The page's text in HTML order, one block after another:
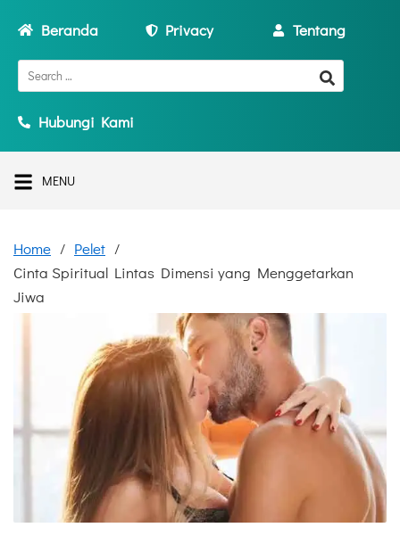
Beranda Privacy Tentang
Hubungi Kami
MENU
Home
Pelet
Cinta Spiritual Lintas Dimensi yang Menggetarkan
Jiwa